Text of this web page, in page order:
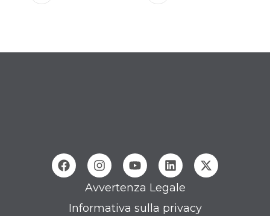
Avvertenza Legale
Informativa sulla privacy